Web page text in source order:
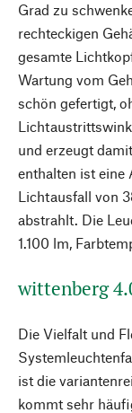
Grad zu
rechteckigen
gesamte
Wartung vom
schön gefertigt,
und erzeugt
enthalten ist eine
Lichtausfall von
abstrahlt. Die
1.100 lm,
wittenberg
Die Vielfalt und
ist die
kommt sehr